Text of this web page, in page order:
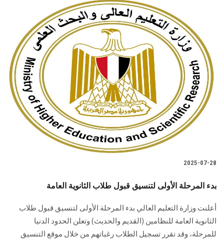
2025-07-28
بدء المرحلة الأولى لتنسيق قبول طلاب الثانوية العامة
أعلنت وزارة التعليم العالي بدء المرحلة الأولى لتنسيق قبول طلاب
الثانوية العامة للنظامين (القديم والحديث) وتعلن الحدود الدنيا
للمرحلة، وقد تقرر تسجيل الطلاب رغباتهم من خلال موقع التنسيق